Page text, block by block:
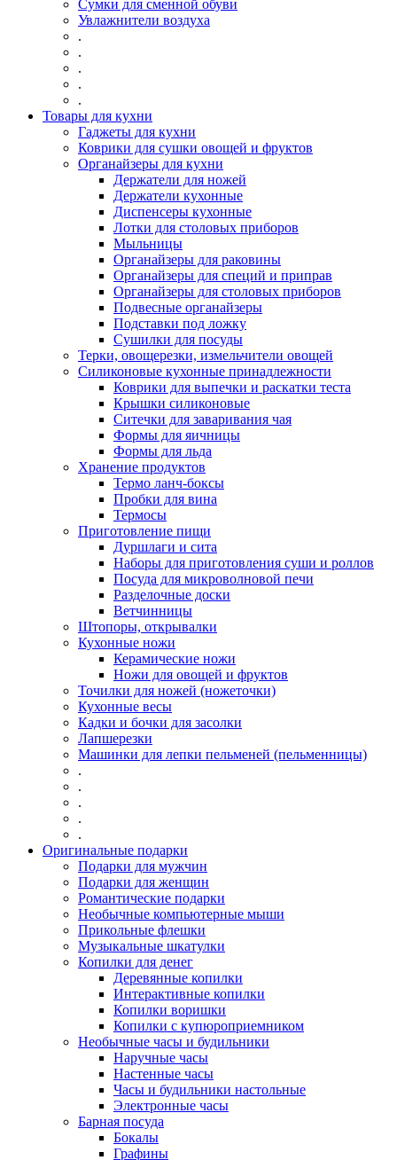
Сумки для сменной обуви
Увлажнители воздуха
.
.
.
.
.
Товары для кухни
Гаджеты для кухни
Коврики для сушки овощей и фруктов
Органайзеры для кухни
Держатели для ножей
Держатели кухонные
Диспенсеры кухонные
Лотки для столовых приборов
Мыльницы
Органайзеры для раковины
Органайзеры для специй и приправ
Органайзеры для столовых приборов
Подвесные органайзеры
Подставки под ложку
Сушилки для посуды
Терки, овощерезки, измельчители овощей
Силиконовые кухонные принадлежности
Коврики для выпечки и раскатки теста
Крышки силиконовые
Ситечки для заваривания чая
Формы для яичницы
Формы для льда
Хранение продуктов
Термо ланч-боксы
Пробки для вина
Термосы
Приготовление пищи
Дуршлаги и сита
Наборы для приготовления суши и роллов
Посуда для микроволновой печи
Разделочные доски
Ветчинницы
Штопоры, открывалки
Кухонные ножи
Керамические ножи
Ножи для овощей и фруктов
Точилки для ножей (ножеточки)
Кухонные весы
Кадки и бочки для засолки
Лапшерезки
Машинки для лепки пельменей (пельменницы)
.
.
.
.
.
Оригинальные подарки
Подарки для мужчин
Подарки для женщин
Романтические подарки
Необычные компьютерные мыши
Прикольные флешки
Музыкальные шкатулки
Копилки для денег
Деревянные копилки
Интерактивные копилки
Копилки воришки
Копилки с купюроприемником
Необычные часы и будильники
Наручные часы
Настенные часы
Часы и будильники настольные
Электронные часы
Барная посуда
Бокалы
Графины